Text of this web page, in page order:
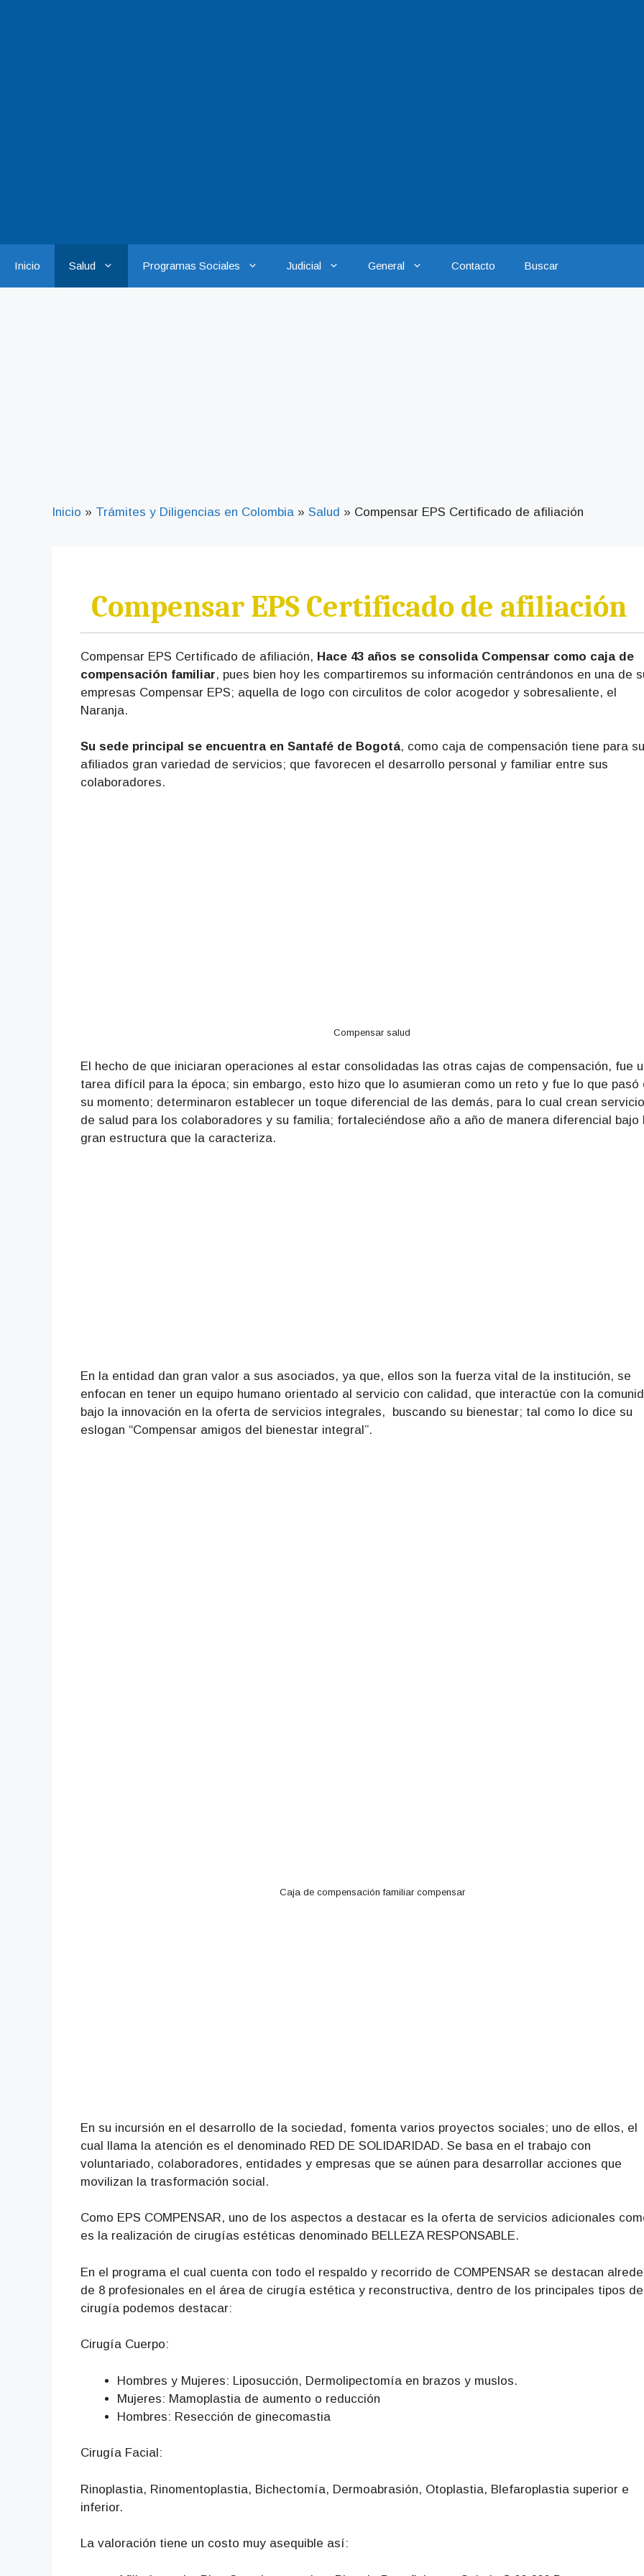
Inicio Salud Programas Sociales Judicial General Contacto Buscar
Inicio » Trámites y Diligencias en Colombia » Salud » Compensar EPS Certificado de afiliación
Compensar EPS Certificado de afiliación
Compensar EPS Certificado de afiliación, Hace 43 años se consolida Compensar como caja de
compensación familiar, pues bien hoy les compartiremos su información centrándonos en una de
empresas Compensar EPS; aquella de logo con circulitos de color acogedor y sobresaliente, el
Naranja.
Su sede principal se encuentra en Santafé de Bogotá, como caja de compensación tiene para
afiliados gran variedad de servicios; que favorecen el desarrollo personal y familiar entre sus
colaboradores.
Compensar salud
El hecho de que iniciaran operaciones al estar consolidadas las otras cajas de compensación, fue
tarea difícil para la época; sin embargo, esto hizo que lo asumieran como un reto y fue lo que pasó
su momento; determinaron establecer un toque diferencial de las demás, para lo cual crean
de salud para los colaboradores y su familia; fortaleciéndose año a año de manera diferencial bajo
gran estructura que la caracteriza.
En la entidad dan gran valor a sus asociados, ya que, ellos son la fuerza vital de la institución, se
enfocan en tener un equipo humano orientado al servicio con calidad, que interactúe con la
bajo la innovación en la oferta de servicios integrales, buscando su bienestar; tal como lo dice su
eslogan “Compensar amigos del bienestar integral”.
Caja de compensación familiar compensar
En su incursión en el desarrollo de la sociedad, fomenta varios proyectos sociales; uno de ellos, el
cual llama la atención es el denominado RED DE SOLIDARIDAD. Se basa en el trabajo con
voluntariado, colaboradores, entidades y empresas que se aúnen para desarrollar acciones que
movilizan la trasformación social.
Como EPS COMPENSAR, uno de los aspectos a destacar es la oferta de servicios adicionales
es la realización de cirugías estéticas denominado BELLEZA RESPONSABLE.
En el programa el cual cuenta con todo el respaldo y recorrido de COMPENSAR se destacan
de 8 profesionales en el área de cirugía estética y reconstructiva, dentro de los principales tipos de
cirugía podemos destacar:
Cirugía Cuerpo:
Hombres y Mujeres: Liposucción, Dermolipectomía en brazos y muslos.
Mujeres: Mamoplastia de aumento o reducción
Hombres: Resección de ginecomastia
Cirugía Facial:
Rinoplastia, Rinomentoplastia, Bichectomía, Dermoabrasión, Otoplastia, Blefaroplastia superior e
inferior.
La valoración tiene un costo muy asequible así: